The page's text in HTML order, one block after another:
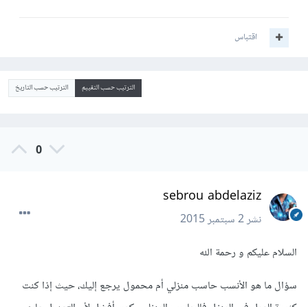
اقتباس
الترتيب حسب التقييم الترتيب حسب التاريخ
0
sebrou abdelaziz
نشر2 سبتمبر 2015
السلام عليكم و رحمة الله
سؤال ما هو الأنسب حاسب منزلي أم محمول يرجع إليك، حيث إذا كنت